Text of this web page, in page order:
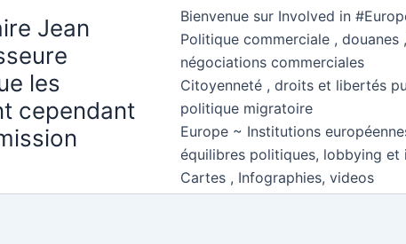
Jean
les
cependant
Bienvenue sur Involved in
Politique commerciale , douanes
négociations commerciales
Citoyenneté , droits et libertés
politique migratoire
Europe ~ Institutions
équilibres politiques, lobbying et
Cartes , Infographies, videos